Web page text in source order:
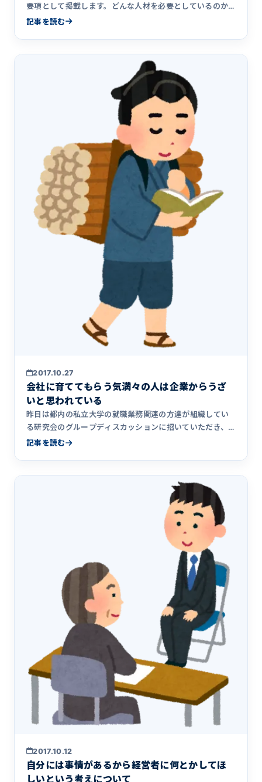
要項として掲載します。どんな人材を必要としているのか
を記載して人材の&hellip;
記事を読む
2017.10.27
会社に育ててもらう気満々の人は企業からうざ
いと思われている
昨日は都内の私立大学の就職業務関連の方達が組織してい
る研究会のグループディスカッションに招いていただき、
大学職員の方や他&hellip;
記事を読む
2017.10.12
自分には事情があるから経営者に何とかしてほ
しいという考えについて